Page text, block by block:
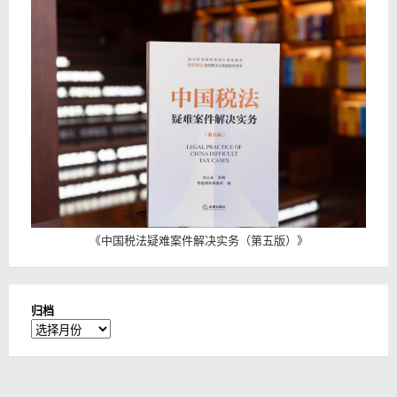
《中国税法疑难案件解决实务（第五版） 》
归档
归
档